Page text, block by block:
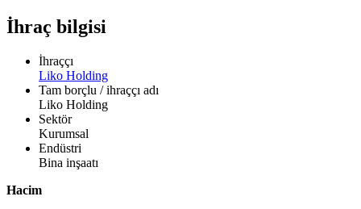
İhraç bilgisi
İhraççı
Liko Holding
Tam borçlu / ihraççı adı
Liko Holding
Sektör
Kurumsal
Endüstri
Bina inşaatı
Hacim